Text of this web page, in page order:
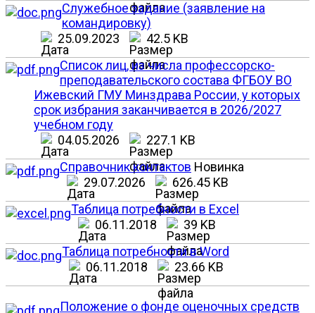
Служебное задание (заявление на
командировку)
25.09.2023
42.5 KB
Список лиц, из числа профессорско-
преподавательского состава ФГБОУ ВО
Ижевский ГМУ Минздрава России, у которых
срок избрания заканчивается в 2026/2027
учебном году
04.05.2026
227.1 KB
Справочник контактов Новинка
29.07.2026
626.45 KB
Таблица потребности в Excel
06.11.2018
39 KB
Таблица потребности в Word
06.11.2018
23.66 KB
Положение о фонде оценочных средств